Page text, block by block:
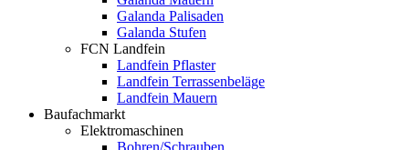
Galanda Palisaden
Galanda Stufen
FCN Landfein
Landfein Pflaster
Landfein Terrassenbeläge
Landfein Mauern
Baufachmarkt
Elektromaschinen